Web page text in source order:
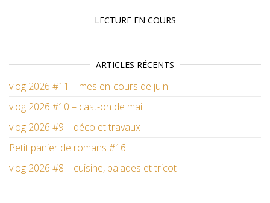
LECTURE EN COURS
ARTICLES RÉCENTS
vlog 2026 #11 – mes en-cours de juin
vlog 2026 #10 – cast-on de mai
vlog 2026 #9 – déco et travaux
Petit panier de romans #16
vlog 2026 #8 – cuisine, balades et tricot